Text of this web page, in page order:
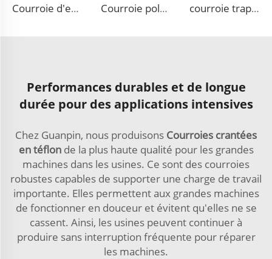
Courroie d'entraînement Matiz PK 4pk720 pour Chevrolet Daewoo, fabriquée en Corée Courroie poly-V serpentine anti-chaleur en caoutchouc EPDM, courroie PK courroie trapézoïdale à nervures 3PK, 4PK, 5PK, 6PK, 7PK, 8PK, 9PK, 10PK, 11PK, 12PK pour PEUGEOT
Performances durables et de longue
durée pour des applications intensives
Chez Guanpin, nous produisons Courroies crantées
en téflon de la plus haute qualité pour les grandes
machines dans les usines. Ce sont des courroies
robustes capables de supporter une charge de travail
importante. Elles permettent aux grandes machines
de fonctionner en douceur et évitent qu'elles ne se
cassent. Ainsi, les usines peuvent continuer à
produire sans interruption fréquente pour réparer
les machines.